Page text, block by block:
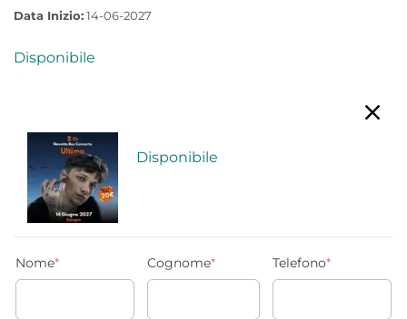
Data Inizio: 14-06-2027
Disponibile
Disponibile
Nome* Cognome* Telefono*